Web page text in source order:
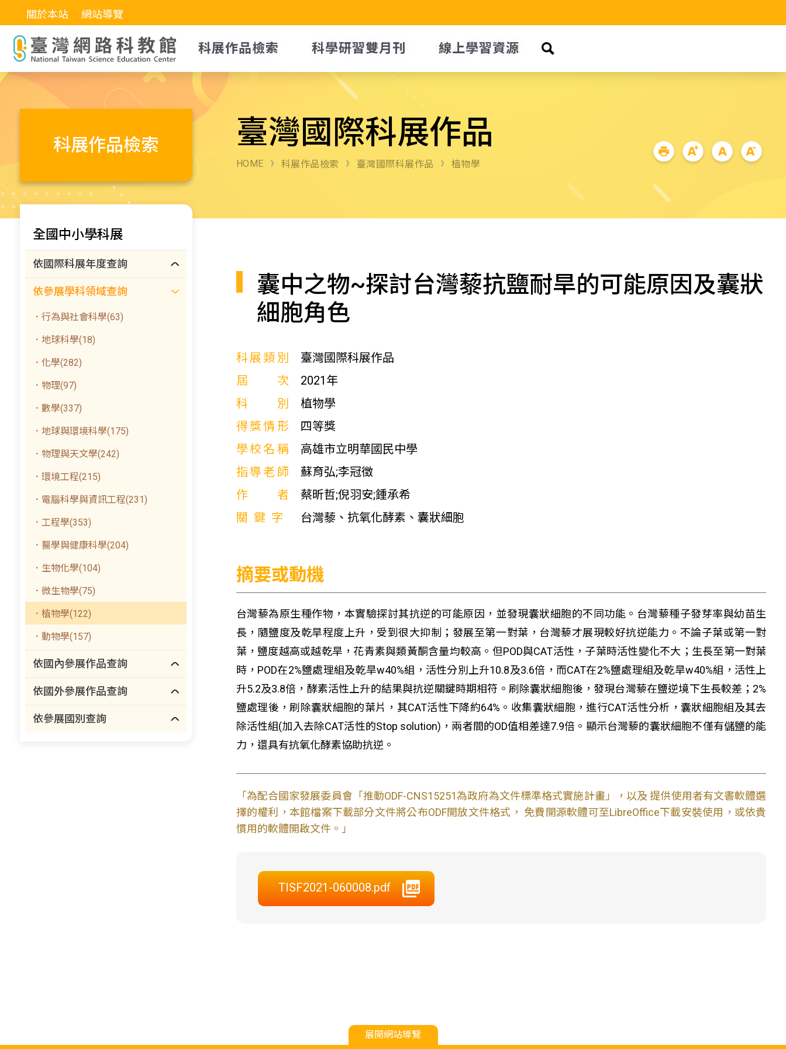
關於本站 網站導覽
科展作品檢索 科學研習雙月刊 線上學習資源
科展作品檢索 臺灣國際科展作品
HOME 科展作品檢索 臺灣國際科展作品 植物學
全國中小學科展
依國際科展年度查詢
依參展學科領域查詢
．行為與社會科學(63)
．地球科學(18)
．化學(282)
．物理(97)
．數學(337)
．地球與環境科學(175)
．物理與天文學(242)
．環境工程(215)
．電腦科學與資訊工程(231)
．工程學(353)
．醫學與健康科學(204)
．生物化學(104)
．微生物學(75)
．植物學(122)
．動物學(157)
依國內參展作品查詢
依國外參展作品查詢
依參展國別查詢
囊中之物~探討台灣藜抗鹽耐旱的可能原因及囊狀
細胞角色
科展類別
臺灣國際科展作品
屆次
2021年
科別
植物學
得獎情形
四等獎
學校名稱
高雄市立明華國民中學
指導老師
蘇育弘;李冠徵
作者
蔡昕哲;倪羽安;鍾承希
關鍵字
台灣藜、抗氧化酵素、囊狀細胞
摘要或動機
台灣藜為原生種作物，本實驗探討其抗逆的可能原因，並發現囊狀細胞的不同功能。台灣藜種子發芽率與幼苗生
長，隨鹽度及乾旱程度上升，受到很大抑制；發展至第一對葉，台灣藜才展現較好抗逆能力。不論子葉或第一對
葉，鹽度越高或越乾旱，花青素與類黃酮含量均較高。但POD與CAT活性，子葉時活性變化不大；生長至第一對葉
時，POD在2%鹽處理組及乾旱w40%組，活性分別上升10.8及3.6倍，而CAT在2%鹽處理組及乾旱w40%組，活性上
升5.2及3.8倍，酵素活性上升的結果與抗逆關鍵時期相符。刷除囊狀細胞後，發現台灣藜在鹽逆境下生長較差；2%
鹽處理後，刷除囊狀細胞的葉片，其CAT活性下降約64%。收集囊狀細胞，進行CAT活性分析，囊狀細胞組及其去
除活性組(加入去除CAT活性的Stop solution)，兩者間的OD值相差達7.9倍。顯示台灣藜的囊狀細胞不僅有儲鹽的能
力，還具有抗氧化酵素協助抗逆。
「為配合國家發展委員會「推動ODF-CNS15251為政府為文件標準格式實施計畫」，以及 提供使用者有文書軟體選
擇的權利，本館檔案下載部分文件將公布ODF開放文件格式， 免費開源軟體可至LibreOffice下載安裝使用，或依貴
慣用的軟體開啟文件。」
TISF2021-060008.pdf
展開網站導覽